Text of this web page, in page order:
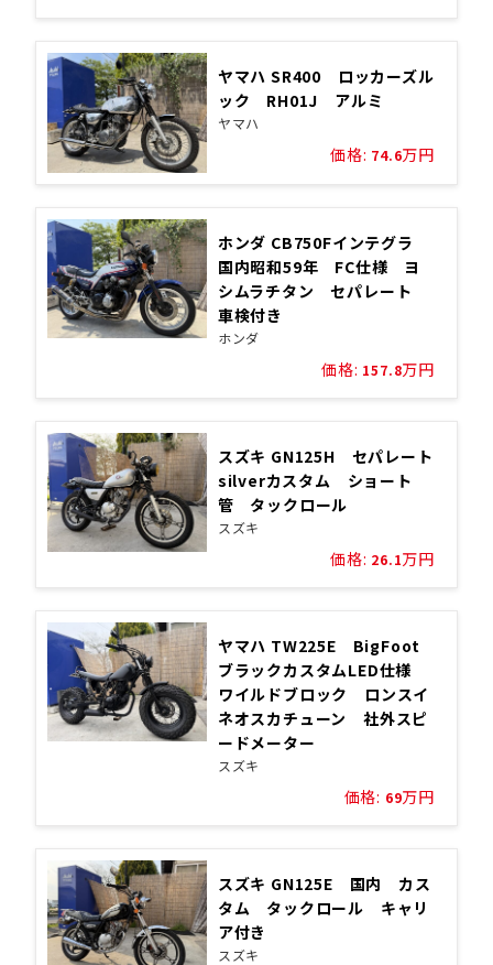
ヤマハ SR400 ロッカーズル
ック RH01J アルミ
ヤマハ
価格: 74.6万円
ホンダ CB750Fインテグラ
国内昭和59年 FC仕様 ヨ
シムラチタン セパレート
車検付き
ホンダ
価格: 157.8万円
スズキ GN125H セパレート
silverカスタム ショート
管 タックロール
スズキ
価格: 26.1万円
ヤマハ TW225E BigFoot
ブラックカスタムLED仕様
ワイルドブロック ロンスイ
ネオスカチューン 社外スピ
ードメーター
スズキ
価格: 69万円
スズキ GN125E 国内 カス
タム タックロール キャリ
ア付き
スズキ